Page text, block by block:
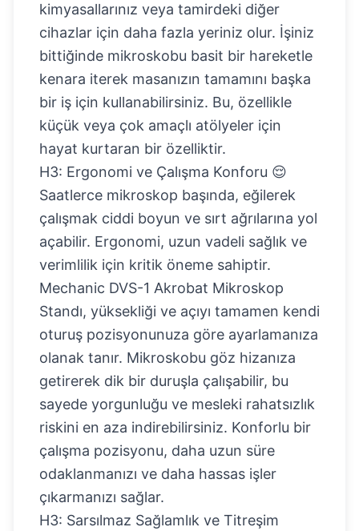
kimyasallarınız veya tamirdeki diğer
cihazlar için daha fazla yeriniz olur. İşiniz
bittiğinde mikroskobu basit bir hareketle
kenara iterek masanızın tamamını başka
bir iş için kullanabilirsiniz. Bu, özellikle
küçük veya çok amaçlı atölyeler için
hayat kurtaran bir özelliktir.
H3: Ergonomi ve Çalışma Konforu 😌
Saatlerce mikroskop başında, eğilerek
çalışmak ciddi boyun ve sırt ağrılarına yol
açabilir. Ergonomi, uzun vadeli sağlık ve
verimlilik için kritik öneme sahiptir.
Mechanic DVS-1 Akrobat Mikroskop
Standı, yüksekliği ve açıyı tamamen kendi
oturuş pozisyonunuza göre ayarlamanıza
olanak tanır. Mikroskobu göz hizanıza
getirerek dik bir duruşla çalışabilir, bu
sayede yorgunluğu ve mesleki rahatsızlık
riskini en aza indirebilirsiniz. Konforlu bir
çalışma pozisyonu, daha uzun süre
odaklanmanızı ve daha hassas işler
çıkarmanızı sağlar.
H3: Sarsılmaz Sağlamlık ve Titreşim